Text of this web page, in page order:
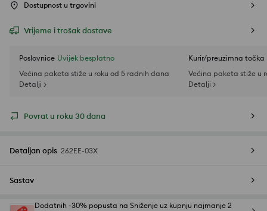
Dostupnost u trgovini
Vrijeme i trošak dostave
Poslovnice Uvijek besplatno
Većina paketa stiže u roku od 5 radnih dana
Detalji >
Kurir/preuzimna točka
Većina paketa stiže u
Detalji >
Povrat u roku 30 dana
Detaljan opis 262EE-03X
Sastav
Dodatnih -30% popusta na Sniženje uz kupnju najmanje 2